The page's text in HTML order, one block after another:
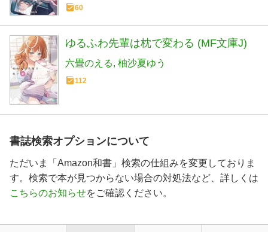
60
ゆるふわ先輩は枕で変わる (MF文庫J)
六畳のえる 柚沙夏ゆう
112
書誌検索オプションについて
ただいま「Amazon和書」検索の仕組みを変更しておりま
す。検索で本が見つからない場合の対処法など、詳しくは
こちらのお知らせをご確認ください。